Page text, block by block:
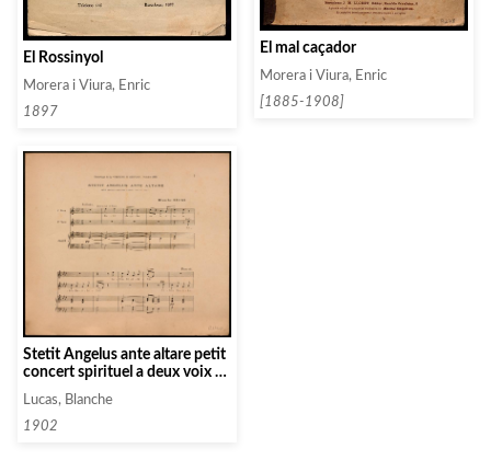
El Rossinyol
Morera i Viura, Enric
1897
El mal caçador
Morera i Viura, Enric
[1885-1908]
Stetit Angelus ante altare petit
concert spirituel a deux voix de
femme
Lucas, Blanche
1902